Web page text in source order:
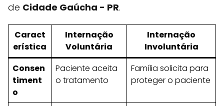
de Cidade Gaúcha - PR.
Caract
erística
Internação
Voluntária
Internação
Involuntária
Consen
timent
o
Paciente aceita
o tratamento
Família solicita para
proteger o paciente